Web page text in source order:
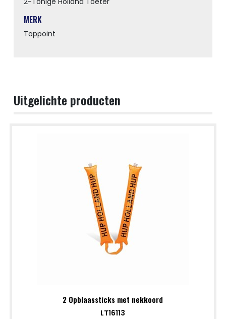
MERK
Toppoint
Uitgelichte producten
2 Opblaassticks met nekkoord
LT16113